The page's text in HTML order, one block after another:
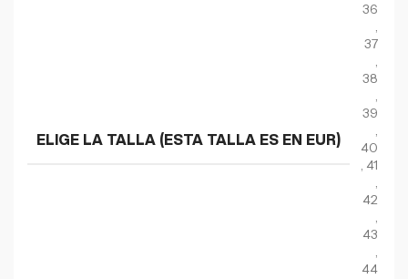
ELIGE LA TALLA (ESTA TALLA ES EN EUR)
36
,
37
,
38
,
39
,
40
, 41
,
42
,
43
,
44